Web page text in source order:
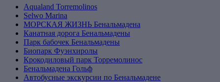
Aqualand Torremolinos
Selwo Marina
МОРСКАЯ ЖИЗНЬ Бенальмадена
Канатная дорога Бенальмадены
Парк бабочек Бенальмадены
Биопарк Фуэнхиролы
Крокодиловый парк Торремолинос
Бенальмадена Гольф
Автобусные экскурсии по Бенальмадене